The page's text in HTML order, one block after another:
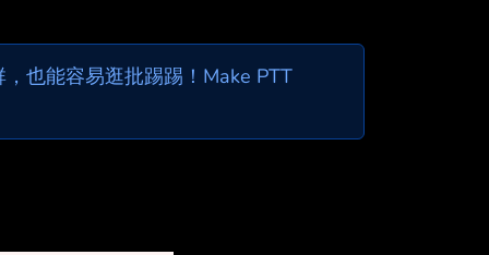
也能容易逛批踢踢！Make PTT